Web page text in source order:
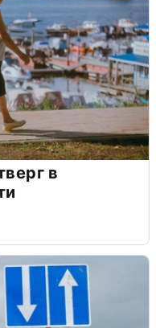
в